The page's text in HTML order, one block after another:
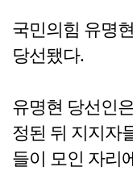
국민의힘 유명
당선됐다.
유명현 당선인
정된 뒤 지지자
들이 모인 자리